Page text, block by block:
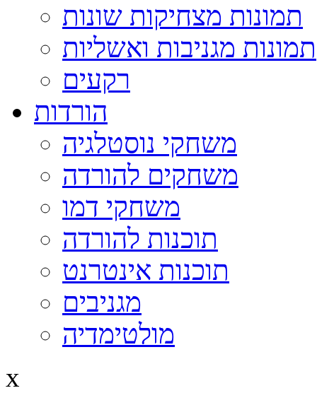
תמונות מצחיקות שונות
תמונות מגניבות ואשליות
רקעים
הורדות
משחקי נוסטלגיה
משחקים להורדה
משחקי דמו
תוכנות להורדה
תוכנות אינטרנט
מגניבים
מולטימדיה
x